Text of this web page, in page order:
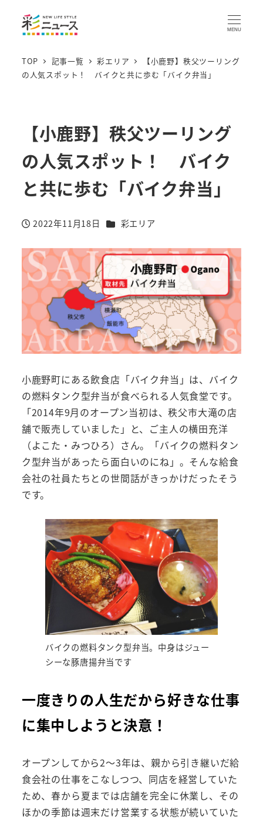
MENU
TOP 記事一覧 彩エリア
【小鹿野】秩父ツーリング
の人気スポット！ バイクと共に歩む「バイク弁当」
【小鹿野】秩父ツーリング
の人気スポット！ バイク
と共に歩む「バイク弁当」
投稿日
2022年11月18日 カテゴリー
彩エリア
小鹿野町にある飲食店「バイク弁当」は、バイク
の燃料タンク型弁当が食べられる人気食堂です。
「2014年9月のオープン当初は、秩父市大滝の店
舗で販売していました」と、ご主人の横田充洋
（よこた・みつひろ）さん。「バイクの燃料タン
ク型弁当があったら面白いのにね」。そんな給食
会社の社員たちとの世間話がきっかけだったそう
です。
バイクの燃料タンク型弁当。中身はジュー
シーな豚唐揚弁当です
一度きりの人生だから好きな仕事
に集中しようと決意！
オープンしてから2～3年は、親から引き継いだ給
食会社の仕事をこなしつつ、同店を経営していた
ため、春から夏までは店舗を完全に休業し、その
ほかの季節は週末だけ営業する状態が続いていた